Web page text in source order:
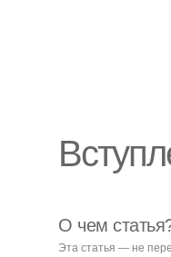
О чем
Эта статья — не